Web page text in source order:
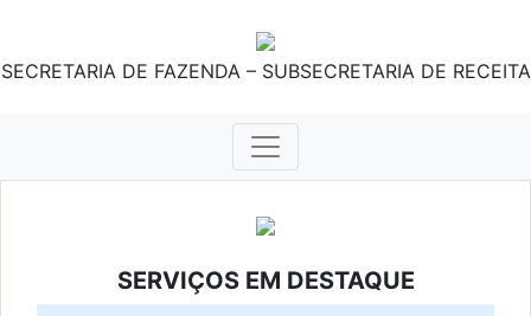
SECRETARIA DE FAZENDA – SUBSECRETARIA DE RECEITA
SERVIÇOS EM DESTAQUE